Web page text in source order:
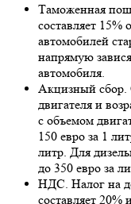
Таможенная
составляет 15%
автомобилей
напрямую
автомобиля.
Акцизный сбор.
двигателя и
с объемом
150 евро за 1
литр. Для
до 350 евро за
НДС. Налог на
составляет